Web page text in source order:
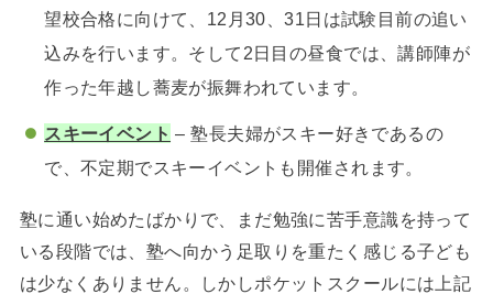
望校合格に向けて、12月30、31日は試験目前の追い
込みを行います。そして2日目の昼食では、講師陣が
作った年越し蕎麦が振舞われています。
スキーイベント – 塾長夫婦がスキー好きであるの
で、不定期でスキーイベントも開催されます。
塾に通い始めたばかりで、まだ勉強に苦手意識を持って
いる段階では、塾へ向かう足取りを重たく感じる子ども
は少なくありません。しかしポケットスクールには上記